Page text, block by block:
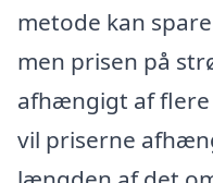
metode kan
men prisen på
afhængigt af flere
vil priserne